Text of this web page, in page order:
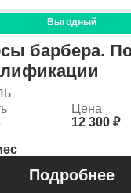
Выгодный
барбера.
Цена
12 300 ₽
Подробнее